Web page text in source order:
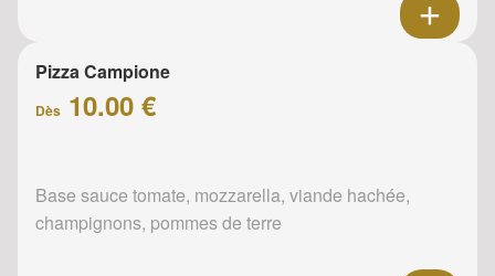
Pizza Campione
Dès 10.00 €
Base sauce tomate, mozzarella, viande hachée,
champignons, pommes de terre